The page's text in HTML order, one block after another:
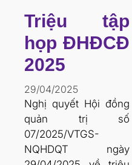
Triệu tập
họp ĐHĐCĐ
2025
29/04/2025
Nghị quyết Hội đồng
quản trị số
07/2025/VTGS-
NQHDQT ngày